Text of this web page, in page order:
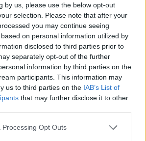
by us, please use the below opt-out
selection. Please note that after your
you may continue seeing
on personal information utilized by
disclosed to third parties prior to
separately opt-out of the further
information by third parties on the
participants. This information may
us to third parties on the IAB’s List of
that may further disclose it to other
Processing Opt Outs
dzika. Goście kłócili się,
pijani, nawet Neron
panować. PijanyWinicjusz
się Ligii i chciał ją pocałować.
ale uratował ją dopiero
z uczty. Całość zabawy
wielu gości źle się czuło z
obraz tego, jak zepsute